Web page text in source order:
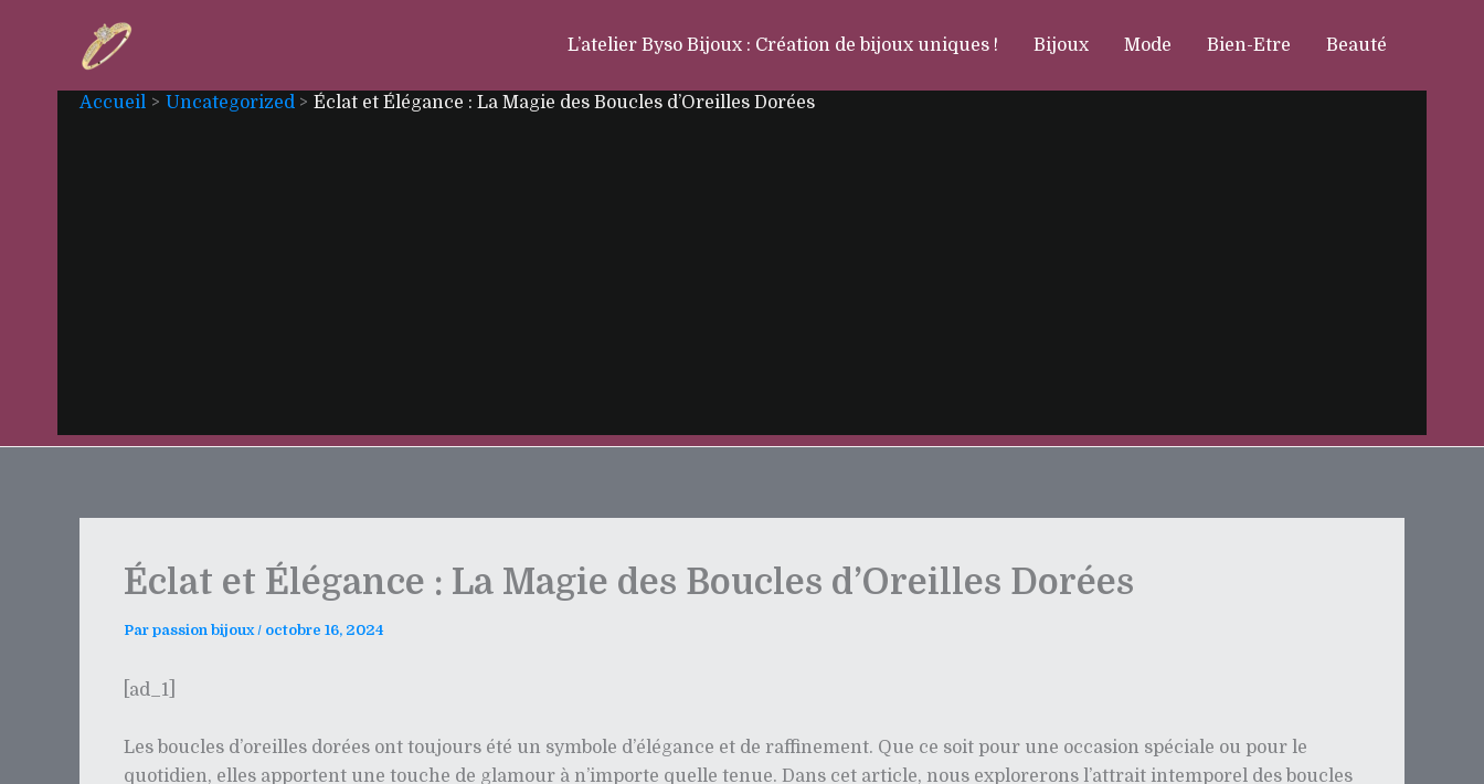
L’atelier Byso Bijoux : Création de bijoux uniques ! Bijoux Mode Bien-Etre Beauté
Accueil Uncategorized Éclat et Élégance : La Magie des Boucles d’Oreilles Dorées
Éclat et Élégance : La Magie des Boucles d’Oreilles Dorées
Par passion bijoux/ octobre 16, 2024
[ad_1]
Les boucles d’oreilles dorées ont toujours été un symbole d’élégance et de raffinement. Que ce soit pour une occasion spéciale ou pour le
quotidien, elles apportent une touche de glamour à n’importe quelle tenue. Dans cet article, nous explorerons l’attrait intemporel des boucles